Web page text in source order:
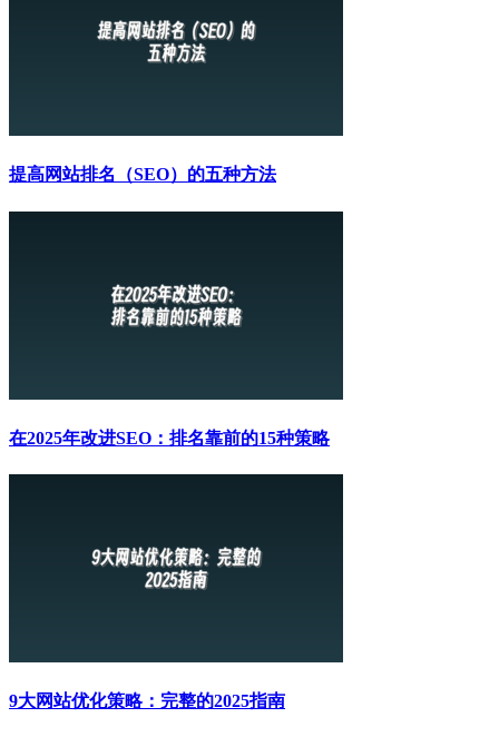
提高网站排名（SEO）的五种方法
在2025年改进SEO：排名靠前的15种策略
9大网站优化策略：完整的2025指南